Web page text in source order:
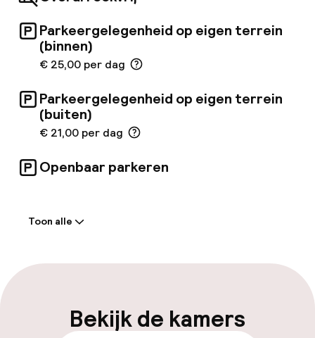
Ervaar uitstekende service en de charme van
Zuid-Spanje in het Barceló Carmen Granada.
Parkeergelegenheid op eigen terrein
(binnen)
€ 25,00 per dag
Parkeergelegenheid op eigen terrein
(buiten)
€ 21,00 per dag
Openbaar parkeren
Meertalige medewerkers
Toon alle
Bekijk de kamers